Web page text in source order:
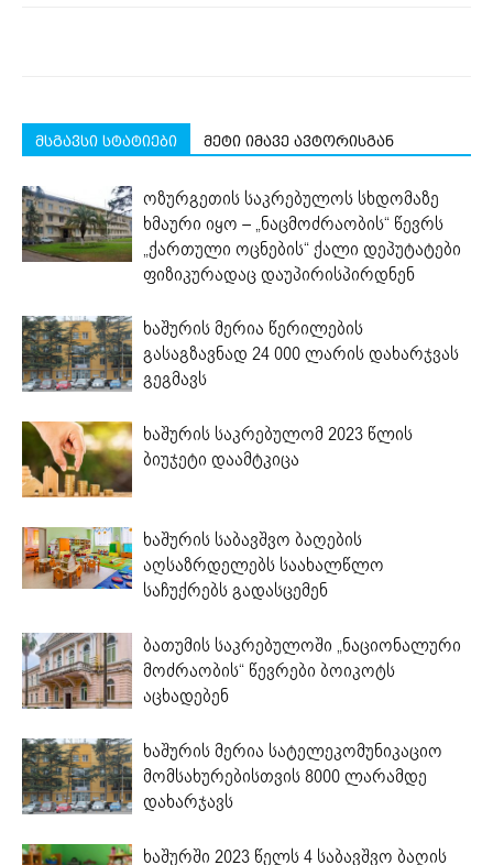
მსგავსი სტატიები მეტი იმავე ავტორისგან
ოზურგეთის საკრებულოს სხდომაზე
ხმაური იყო – „ნაცმოძრაობის“ წევრს
„ქართული ოცნების“ ქალი დეპუტატები
ფიზიკურადაც დაუპირისპირდნენ
ხაშურის მერია წერილების
გასაგზავნად 24 000 ლარის დახარჯვას
გეგმავს
ხაშურის საკრებულომ 2023 წლის
ბიუჯეტი დაამტკიცა
ხაშურის საბავშვო ბაღების
აღსაზრდელებს საახალწლო
საჩუქრებს გადასცემენ
ბათუმის საკრებულოში „ნაციონალური
მოძრაობის“ წევრები ბოიკოტს
აცხადებენ
ხაშურის მერია სატელეკომუნიკაციო
მომსახურებისთვის 8000 ლარამდე
დახარჯავს
ხაშურში 2023 წელს 4 საბავშვო ბაღის